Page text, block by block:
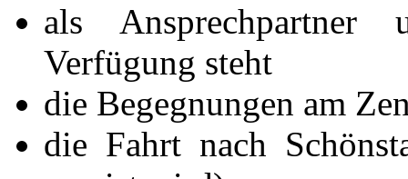
als
Verfügung steht
die Begegnungen am
die Fahrt nach